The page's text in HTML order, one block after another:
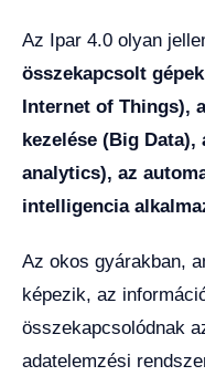
Az Ipar 4.0 olyan
összekapcsolt
Internet of Things),
kezelése (Big Data),
analytics), az
intelligencia
Az okos gyárakban,
képezik, az
összekapcsolódnak
adatelemzési